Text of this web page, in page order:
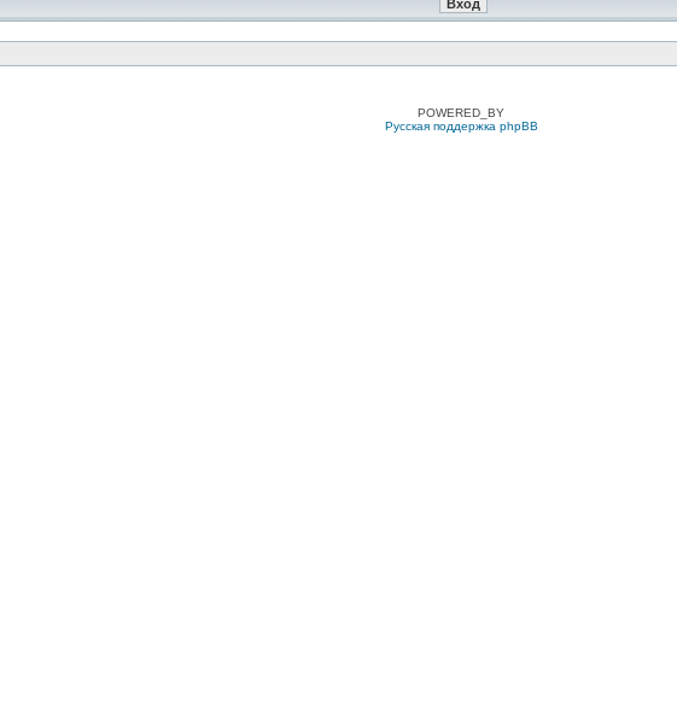
POWERED_BY
Русская поддержка phpBB